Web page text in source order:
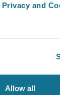
Privacy and
Allow all